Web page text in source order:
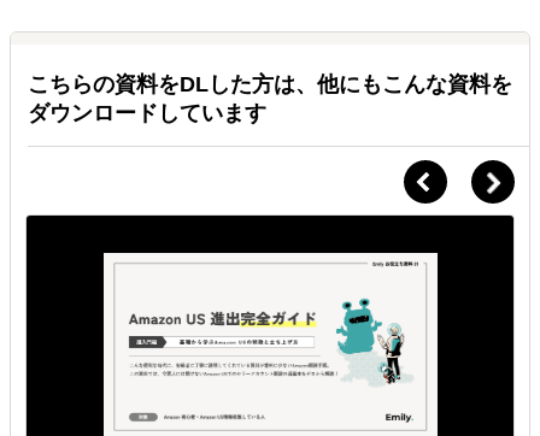
こちらの資料をDLした方は、他にもこんな資料を
ダウンロードしています